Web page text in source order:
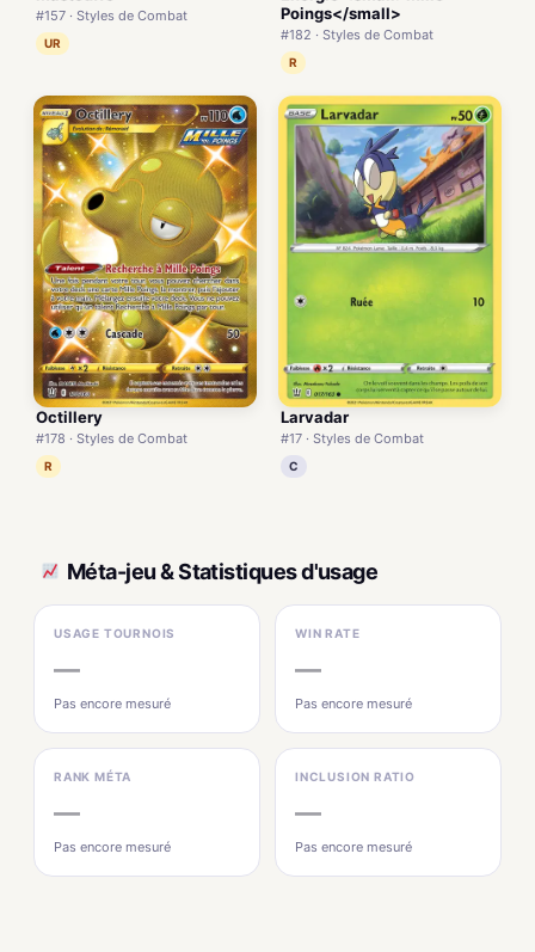
#157 · Styles de Combat
UR
Poings</small>
#182 · Styles de Combat
R
Octillery
#178 · Styles de Combat
R
Larvadar
#17 · Styles de Combat
C
Méta-jeu & Statistiques d'usage
USAGE TOURNOIS
—
Pas encore mesuré
WIN RATE
—
Pas encore mesuré
RANK MÉTA
—
Pas encore mesuré
INCLUSION RATIO
—
Pas encore mesuré